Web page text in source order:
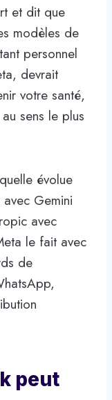
et dit que
modèles de
personnel
devrait
votre santé,
sens le plus
évolue
Gemini
avec
le fait avec
de
peut